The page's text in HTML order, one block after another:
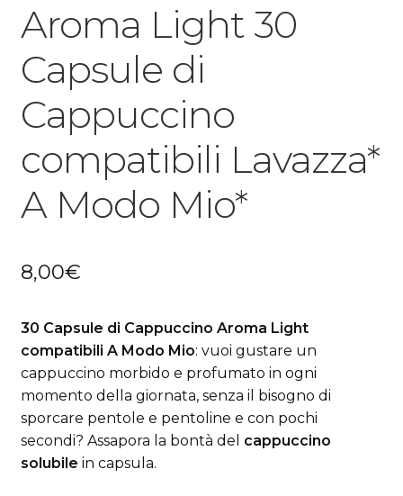
Aroma Light 30
Capsule di
Cappuccino
compatibili Lavazza*
A Modo Mio*
8,00€
30 Capsule di Cappuccino Aroma Light
compatibili A Modo Mio: vuoi gustare un
cappuccino morbido e profumato in ogni
momento della giornata, senza il bisogno di
sporcare pentole e pentoline e con pochi
secondi? Assapora la bontà del cappuccino
solubile in capsula.